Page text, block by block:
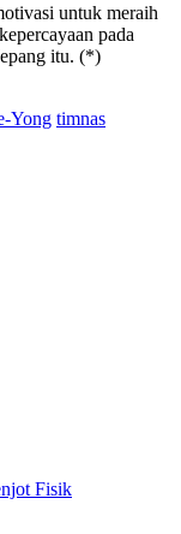
untuk meraih
pada
itu. (*)
Yong timnas
Fisik